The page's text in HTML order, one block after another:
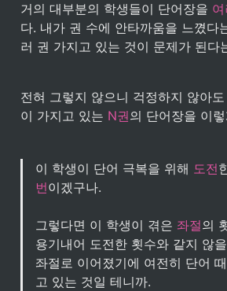
거의 대부분의 학생들이 단어장을
다. 내가 권 수에 안타까움을 느꼈다
러 권 가지고 있는 것이 문제가 된다
전혀 그렇지 않으니 걱정하지 않아
이 가지고 있는 N권의 단어장을 이
이 학생이 단어 극복을 위해 도전
번이겠구나.
그렇다면 이 학생이 겪은 좌절의
용기내어 도전한 횟수와 같지 않
좌절로 이어졌기에 여전히 단어
고 있는 것일 테니까.